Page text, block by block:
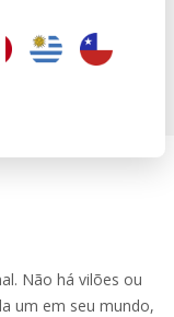
Não há vilões ou
um em seu mundo,